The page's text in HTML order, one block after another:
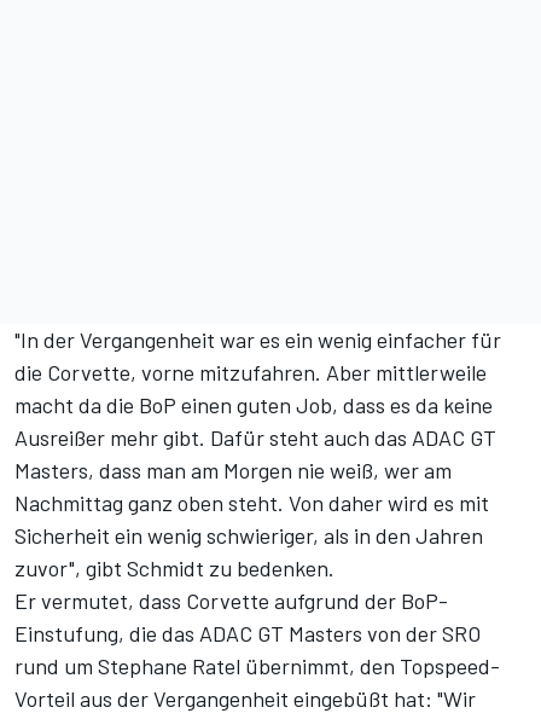
"In der Vergangenheit war es ein wenig einfacher für
die Corvette, vorne mitzufahren. Aber mittlerweile
macht da die BoP einen guten Job, dass es da keine
Ausreißer mehr gibt. Dafür steht auch das ADAC GT
Masters, dass man am Morgen nie weiß, wer am
Nachmittag ganz oben steht. Von daher wird es mit
Sicherheit ein wenig schwieriger, als in den Jahren
zuvor", gibt Schmidt zu bedenken.
Er vermutet, dass Corvette aufgrund der BoP-
Einstufung, die das ADAC GT Masters von der SRO
rund um Stephane Ratel übernimmt, den Topspeed-
Vorteil aus der Vergangenheit eingebüßt hat: "Wir